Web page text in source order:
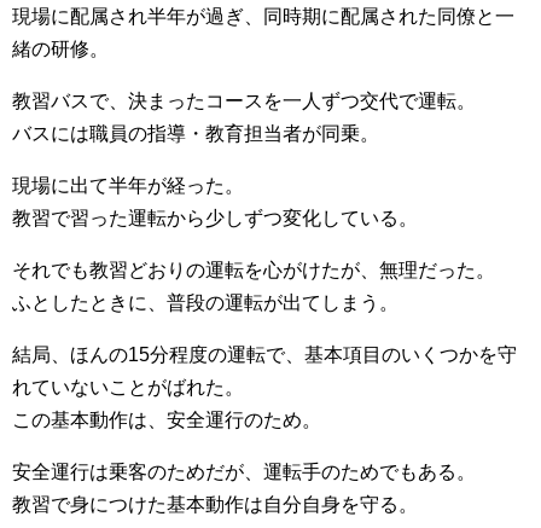
現場に配属され半年が過ぎ、同時期に配属された同僚と一
緒の研修。
教習バスで、決まったコースを一人ずつ交代で運転。
バスには職員の指導・教育担当者が同乗。
現場に出て半年が経った。
教習で習った運転から少しずつ変化している。
それでも教習どおりの運転を心がけたが、無理だった。
ふとしたときに、普段の運転が出てしまう。
結局、ほんの15分程度の運転で、基本項目のいくつかを守
れていないことがばれた。
この基本動作は、安全運行のため。
安全運行は乗客のためだが、運転手のためでもある。
教習で身につけた基本動作は自分自身を守る。